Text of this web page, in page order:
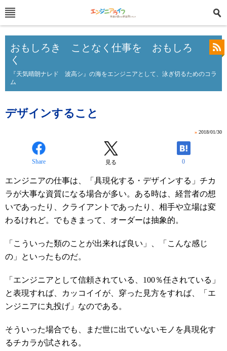
おもしろき ことなく仕事を おもしろ
く
『天気晴朗ナレド 波高シ』の海をエンジニアとして、泳ぎ切るためのコラ
ム
デザインすること
» 2018/01/30
Share 見る 0
エンジニアの仕事は、「具現化する・デザインする」チカ
ラが大事な資質になる場合が多い。ある時は、経営者の想
いであったり、クライアントであったり、相手や立場は変
わるけれど。でもきまって、オーダーは抽象的。
「こういった類のことが出来れば良い」、「こんな感じ
の」といったものだ。
「エンジニアとして信頼されている、100％任されている」
と表現すれば、カッコイイが、穿った見方をすれば、「エ
ンジニアに丸投げ」なのである。
そういった場合でも、まだ世に出ていないモノを具現化す
るチカラが試される。